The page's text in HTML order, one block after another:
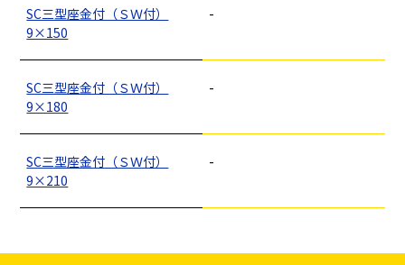
仮設資材 現場用品・保安用品
型枠部材
シーリング剤・接着剤・スプレー等
カタログダウンロード
建てる（建築）
バリケード（保安）
・復旧貢献
季節商材
解体・改修工事
SC三型座金付（ＳＷ付）
9×150
-
SC三型座金付（ＳＷ付）
9×180
-
SC三型座金付（ＳＷ付）
9×210
-